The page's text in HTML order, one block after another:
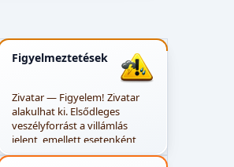
Figyelmeztetések
Zivatar — Figyelem! Zivatar
alakulhat ki. Elsődleges
veszélyforrást a villámlás
jelent, emellett esetenként
szélerősödés, jégeső